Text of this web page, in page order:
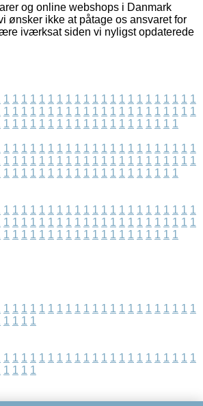
og online webshops i Danmark
ønsker ikke at påtage os ansvaret for
iværksat siden vi nyligst opdaterede
1 1 1 1 1 1 1 1 1 1 1 1 1 1 1 1 1 1 1 1 1 1
1 1 1 1 1 1 1 1 1 1 1 1 1 1 1 1 1 1 1 1 1 1
1 1 1 1 1 1 1 1 1 1 1 1 1 1 1 1 1 1 1 1
1 1 1 1 1 1 1 1 1 1 1 1 1 1 1 1 1 1 1 1 1 1
1 1 1 1 1 1 1 1 1 1 1 1 1 1 1 1 1 1 1 1 1 1
1 1 1 1 1 1 1 1 1 1 1 1 1 1 1 1 1 1 1 1
1 1 1 1 1 1 1 1 1 1 1 1 1 1 1 1 1 1 1 1 1 1
1 1 1 1 1 1 1 1 1 1 1 1 1 1 1 1 1 1 1 1 1 1
1 1 1 1 1 1 1 1 1 1 1 1 1 1 1 1 1 1 1 1
1 1 1 1 1 1 1 1 1 1 1 1 1 1 1 1 1 1 1 1 1 1
1 1 1 1
1 1 1 1 1 1 1 1 1 1 1 1 1 1 1 1 1 1 1 1 1 1
1 1 1 1